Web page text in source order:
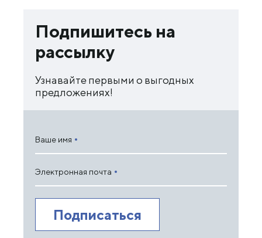
Подпишитесь на
рассылку
Узнавайте первыми о выгодных
предложениях!
Ваше имя
Электронная почта